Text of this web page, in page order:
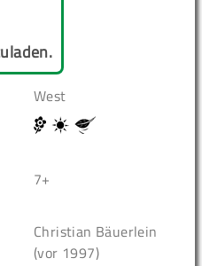
West
7+
Christian Bäuerlein
(vor 1997)